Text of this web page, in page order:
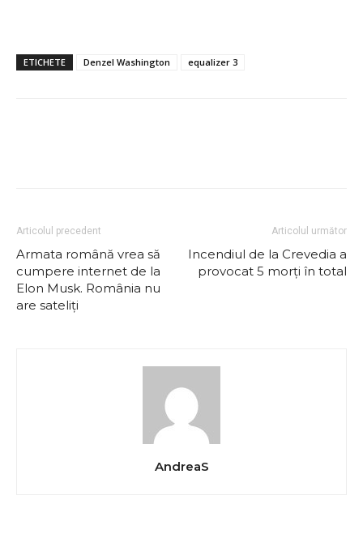
ETICHETE Denzel Washington equalizer 3
Articolul precedent
Armata română vrea să
cumpere internet de la
Elon Musk. România nu
are sateliți
Articolul următor
Incendiul de la Crevedia a
provocat 5 morți în total
AndreaS